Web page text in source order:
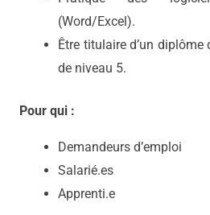
(Word/Excel).
Être titulaire d’un
de niveau 5.
Pour qui :
Demandeurs d’emploi
Salarié.es
Apprenti.e